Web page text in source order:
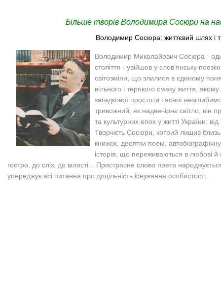
Більше творів Володимира Сосюри на
Володимир Сосюра: життєвий шлях і
Володимир Миколайович Сосюра -
століття - увійшов у слов’янську
світозміни, що злилися в єдиному
вільного і терпкого смаку життя,
загадкової простоти і ясної
тривожний, як надвечірнє світло, він
та культурних епох у житті України:
Творчість Сосюри, котрий лишив
книжок, десятки поем,
історія, що переживаються в любові й
гостро, до сліз, до млості... Пристрасне слово поета
упереджує всі питання про доцільність існування особистості.